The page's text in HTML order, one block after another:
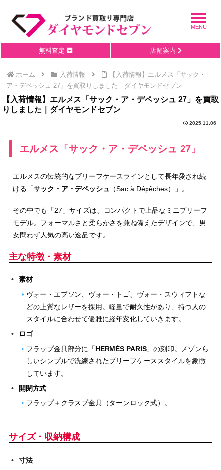
無料査定 店舗案内
ホーム 入荷情報
【入荷情報】エルメス「サック・
ア・デペッシュ 27」を買取りしました｜ダイヤモンドセブン
【入荷情報】エルメス「サック・ア・デペッシュ 27」を買取
りしました｜ダイヤモンドセブン
2025.11.06
エルメス「サック・ア・デペッシュ 27」
エルメスの伝統的なブリーフケースラインとして長年愛され続
ける「サック・ア・デペッシュ （Sac à Dépêches）」。
その中でも「27」サイズは、コンパクトで上品なミニブリーフ
モデル。フォーマルさと柔らかさを兼ね備えたデザインで、男
女問わず人気の高い逸品です。
主な特徴・素材
素材
ヴォー・エプソン、ヴォー・トゴ、ヴォー・スウィフトな
どの上質なレザーを採用。軽量で耐久性があり、持つ人の
スタイルに合わせて優雅に経年変化していきます。
ロゴ
フラップ金具部分に「HERMÈS PARIS 」の刻印。メゾンら
しいシンプルで洗練されたブリーフケーススタイルを象徴
しています。
開閉方式
フラップ＋クラスプ金具（ターンロック式）。
サイズ・収納構成
寸法